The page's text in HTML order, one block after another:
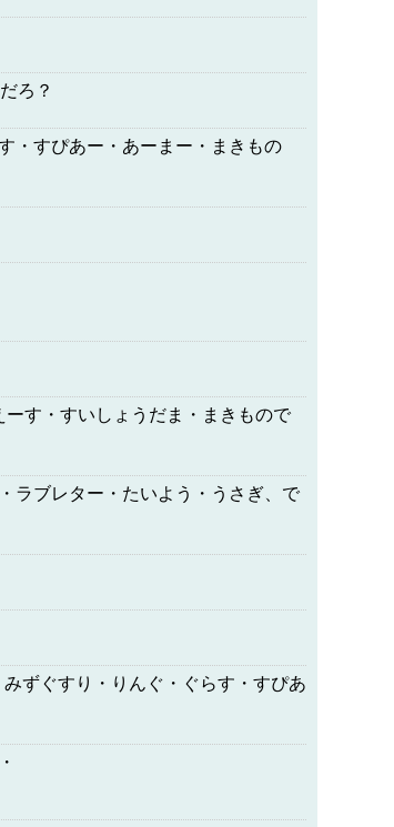
ろ？
・すぴあー・あーまー・まきもの
す・すいしょうだま・まきもので
ラブレター・たいよう・うさぎ、で
ずぐすり・りんぐ・ぐらす・すぴあ